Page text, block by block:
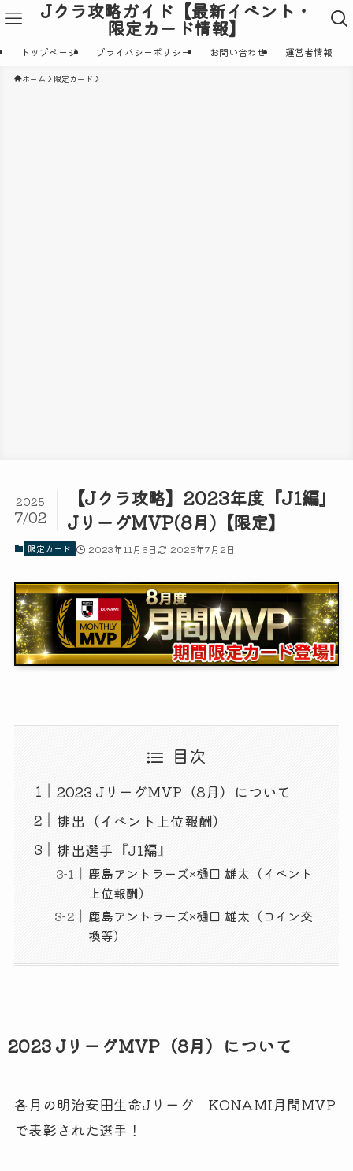
Jクラ攻略ガイド【最新イベント・
限定カード情報】
トップページ プライバシーポリシー お問い合わせ 運営者情報
ホーム 限定カード
【Jクラ攻略】2023年度『J1編』
JリーグMVP(8月)【限定】
2025
7/02
限定カード 2023年11月6日 2025年7月2日
目次
2023 JリーグMVP（8月）について
排出（イベント上位報酬）
排出選手『J1編』
鹿島アントラーズ×樋口 雄太（イベント
上位報酬）
鹿島アントラーズ×樋口 雄太（コイン交
換等）
2023 JリーグMVP（8月）について
各月の明治安田生命Jリーグ KONAMI月間MVP
で表彰された選手！